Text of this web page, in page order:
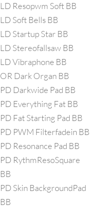
LD Resopwm Soft BB
LD Soft Bells BB
LD Startup Star BB
LD Stereofallsaw BB
LD Vibraphone BB
OR Dark Organ BB
PD Darkwide Pad BB
PD Everything Fat BB
PD Fat Starting Pad BB
PD PWM Filterfadein BB
PD Resonance Pad BB
PD RythmResoSquare
BB
PD Skin BackgroundPad
BB